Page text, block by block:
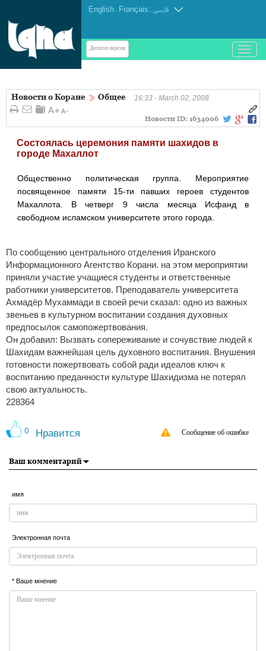
English . Français . فارسی
Десктоп-версия
باز
و
کردن
Новости о Коране Общее 16:33 - March 02, 2008
Новости ID: 1634006
Состоялась церемония памяти шахидов в
городе Махаллот
Общественно политическая группа. Мероприятие
посвященное памяти 15-ти павших героев студентов
Махаллота. В четверг 9 числа месяца Исфанд в
свободном исламском университете этого города.
По сообщению центрального отделения Иранского
Информационного Агентство Корани. на этом мероприятии
приняли участие учащиеся студенты и ответственные
работники университетов. Преподаватель университета
Ахмадёр Мухаммади в своей речи сказал: одно из важных
звеньев в культурном воспитании создания духовных
предпосылок самопожертвования.
Он добавил: Вызвать сопереживание и сочувствие людей к
Шахидам важнейшая цель духовного воспитания. Внушения
готовности пожертвовать собой ради идеалов ключ к
воспитанию преданности культуре Шахидизма не потерял
свою актуальность.
228364
0 Нравится Сообщение об ошибке
Ваш комментарий
имя
Электронная почта
* Ваше мнение